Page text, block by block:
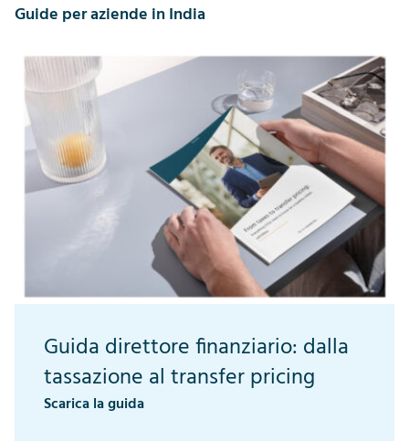
Guide per aziende in India
Guida direttore finanziario: dalla
tassazione al transfer pricing
Scarica la guida